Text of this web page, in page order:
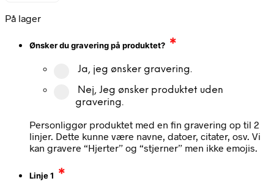
På lager
Ønsker du gravering på produktet? *
Ja, jeg ønsker gravering.
Nej, Jeg ønsker produktet uden
gravering.
Personliggør produktet med en fin gravering op til 2
linjer. Dette kunne være navne, datoer, citater, osv. Vi
kan gravere “Hjerter” og “stjerner” men ikke emojis.
Linje 1 *